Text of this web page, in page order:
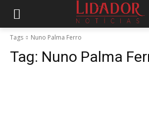
Tags Nuno Palma Ferro
Tag: Nuno Palma